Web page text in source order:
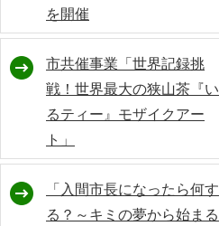
を開催
市共催事業「世界記録挑
戦！世界最大の狭山茶『い
るティー』モザイクアー
ト」
「入間市長になったら何す
る？～キミの夢から始まる